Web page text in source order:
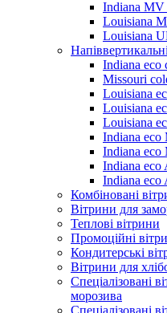
Indiana MV
Louisiana
Louisiana
Indiana eco
Missouri
Louisiana
Louisiana
Louisiana
Indiana
Indiana
Indiana
Indiana eco
Комбіновані
Вітрини для
Теплові вітрини
Промоційні
Кондитерські
Вітрини для
Спеціалізовані
морозива
Спеціалізовані